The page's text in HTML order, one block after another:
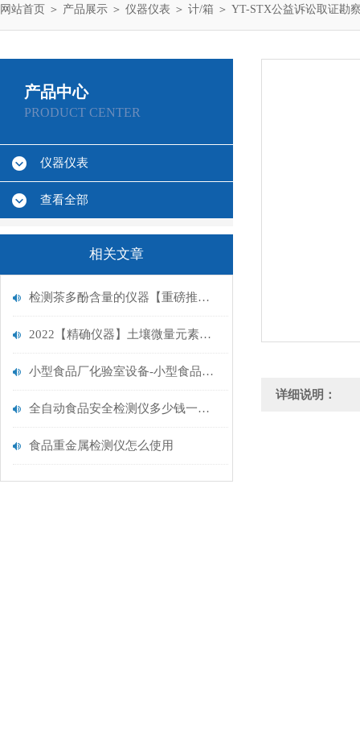
网站首页 ＞ 产品展示 ＞ 仪器仪表 ＞ 计/箱 ＞ YT-STX公益诉讼取证勘
产品中心
PRODUCT CENTER
仪器仪表
查看全部
相关文章
检测茶多酚含量的仪器【重磅推荐】检测茶多酚含量的仪器
2022【精确仪器】土壤微量元素检测仪@升级款土壤微量元素检测仪
小型食品厂化验室设备-小型食品厂化验室设备
全自动食品安全检测仪多少钱一台.山东云唐新品报价
食品重金属检测仪怎么使用
详细说明：